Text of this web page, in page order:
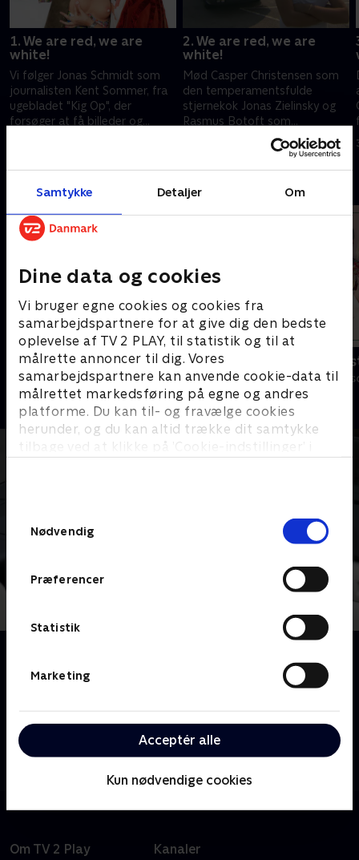
Samtykke Detaljer Om
Dine data og cookies
Vi bruger egne cookies og cookies fra
samarbejdspartnere for at give dig den bedste
oplevelse af TV 2 PLAY, til statistik og til at
målrette annoncer til dig. Vores
samarbejdspartnere kan anvende cookie-data til
målrettet markedsføring på egne og andres
platforme. Du kan til- og fravælge cookies
herunder, og du kan altid trække dit samtykke
tilbage ved at klikke på ’Cookie-indstillinger’ i
Nødvendig
Præferencer
Statistik
Marketing
Acceptér alle
Kun nødvendige cookies
1. We are red, we are
white!
Vi følger Jonas Schmidt som
journalisten Kent Sommer, fra
ugebladet "Kig Op", der
forsøger at få billeder og
2. We are red, we are
white!
Mød Casper Christensen som
den temperamentsfulde
stjernekok Jonas Zielinsky og
Rasmus Botoft som
sexologen, der vil have gang i
bolleriet på et plejehjem. .
25. februar 2012 • 25 min
Dybvaaaaad
Comedy • 10 sæsoner
Brødrene
Comedy • 2
Nu kan du se noget så originalt som en comedy-
reportage-serie! Det er komikerne Martin Høgsted
hjælp af en stjernerække af Danmarks sjoveste
personligheder. Så hvis du er i tvivl om, hvordan
programmets brede persongalleri !
Om TV 2 Play Kanaler